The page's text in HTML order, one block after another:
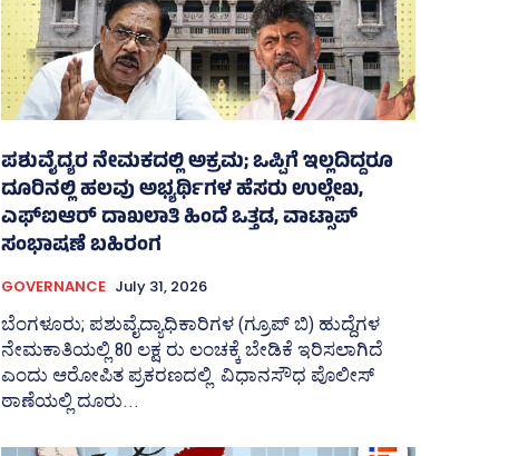
ಪಶುವೈದ್ಯರ ನೇಮಕದಲ್ಲಿ ಅಕ್ರಮ; ಒಪ್ಪಿಗೆ ಇಲ್ಲದಿದ್ದರೂ
ದೂರಿನಲ್ಲಿ ಹಲವು ಅಭ್ಯರ್ಥಿಗಳ ಹೆಸರು ಉಲ್ಲೇಖ,
ಎಫ್‌ಐಆರ್ ದಾಖಲಾತಿ ಹಿಂದೆ ಒತ್ತಡ, ವಾಟ್ಸಾಪ್‌
ಸಂಭಾಷಣೆ ಬಹಿರಂಗ
GOVERNANCE July 31, 2026
ಬೆಂಗಳೂರು; ಪಶುವೈದ್ಯಾಧಿಕಾರಿಗಳ (ಗ್ರೂಪ್ ಬಿ) ಹುದ್ದೆಗಳ
ನೇಮಕಾತಿಯಲ್ಲಿ 80 ಲಕ್ಷ ರು ಲಂಚಕ್ಕೆ ಬೇಡಿಕೆ ಇರಿಸಲಾಗಿದೆ
ಎಂದು ಆರೋಪಿತ ಪ್ರಕರಣದಲ್ಲಿ ವಿಧಾನಸೌಧ ಪೊಲೀಸ್‌
ಠಾಣೆಯಲ್ಲಿ ದೂರು...